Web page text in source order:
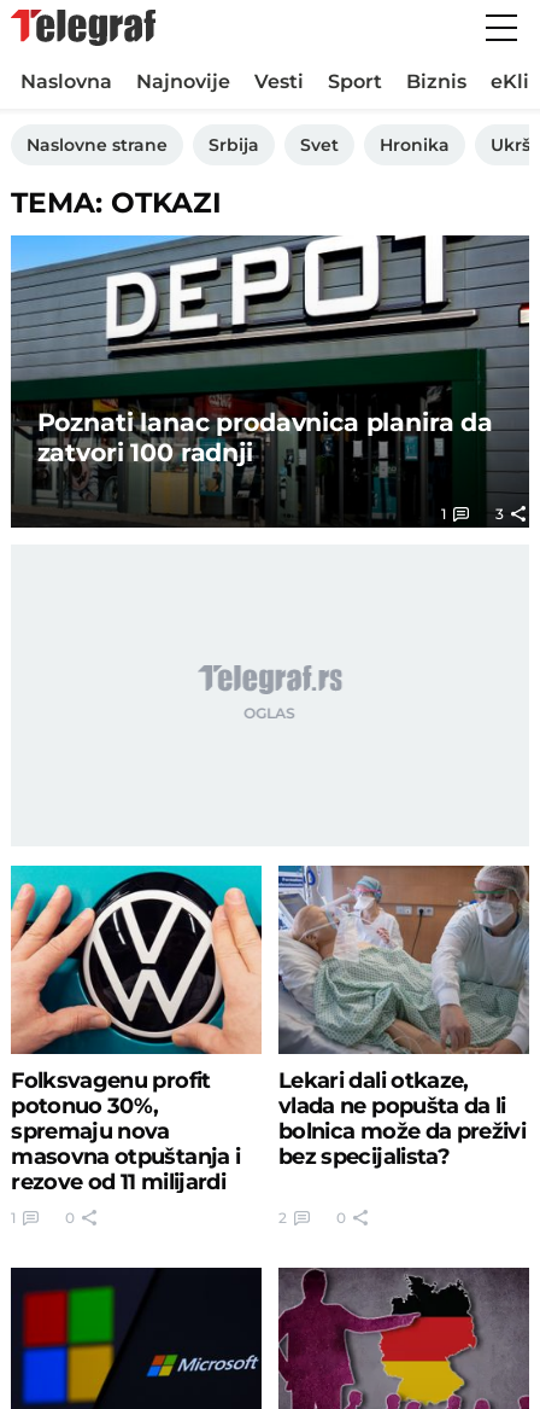
Naslovna Najnovije Vesti Sport Biznis
Naslovne strane Srbija Svet Hronika
TEMA: OTKAZI
Poznati lanac prodavnica planira da
zatvori 100 radnji
1 3
Folksvagenu profit
potonuo 30%,
spremaju nova
masovna otpuštanja i
rezove od 11 milijardi
evra
1 0
Lekari dali otkaze,
vlada ne popušta da li
bolnica može da preživi
bez specijalista?
2 0